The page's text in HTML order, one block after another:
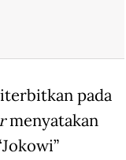
pada
menyatakan